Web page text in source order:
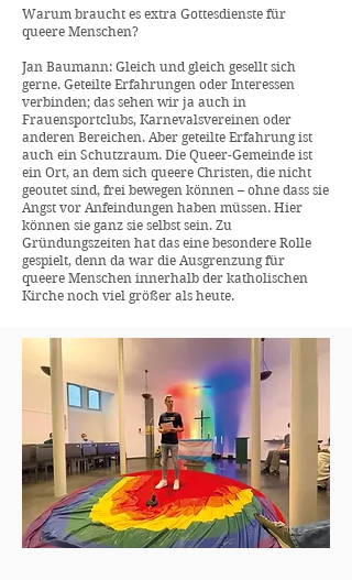
Warum braucht es extra Gottesdienste für
queere Menschen?
Jan Baumann: Gleich und gleich gesellt sich
gerne. Geteilte Erfahrungen oder Interessen
verbinden; das sehen wir ja auch in
Frauensportclubs, Karnevalsvereinen oder
anderen Bereichen. Aber geteilte Erfahrung ist
auch ein Schutzraum. Die Queer-Gemeinde ist
ein Ort, an dem sich queere Christen, die nicht
geoutet sind, frei bewegen können – ohne dass sie
Angst vor Anfeindungen haben müssen. Hier
können sie ganz sie selbst sein. Zu
Gründungszeiten hat das eine besondere Rolle
gespielt, denn da war die Ausgrenzung für
queere Menschen innerhalb der katholischen
Kirche noch viel größer als heute.